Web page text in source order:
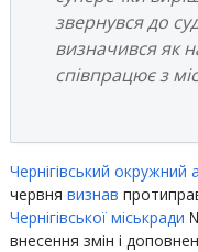
звернувся до
визначився як
співпрацює з
Чернігівський окружний
червня визнав
Чернігівської міськради
внесення змін і